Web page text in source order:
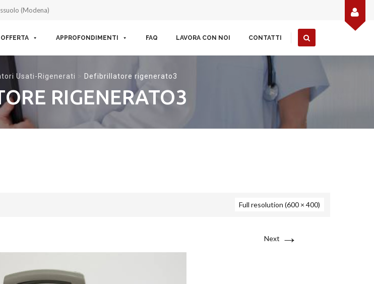
(Modena)
OFFERTA APPROFONDIMENTI FAQ LAVORA CON NOI CONTATTI
Usati-Rigenerati Defibrillatore rigenerato3
RIGENERATO3
Full resolution (600 × 400)
Next →